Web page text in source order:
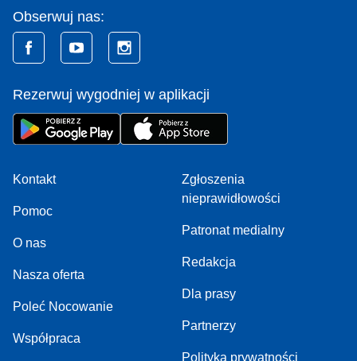
Obserwuj nas:
Rezerwuj wygodniej w aplikacji
Kontakt
Pomoc
O nas
Nasza oferta
Poleć Nocowanie
Współpraca
Zgłoszenia
nieprawidłowości
Patronat medialny
Redakcja
Dla prasy
Partnerzy
Polityka prywatności